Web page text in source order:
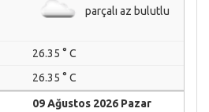
parçalı az bulutlu
26.35 ° C
26.35 ° C
09 Ağustos 2026 Pazar